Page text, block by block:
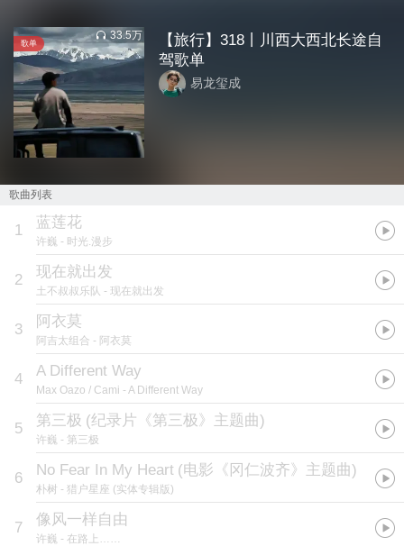
歌单
33.5万
【旅行】318丨川西大西北长途自
驾歌单
易龙玺成
歌曲列表
1 蓝莲花
许巍 - 时光.漫步
2 现在就出发
土不叔叔乐队 - 现在就出发
3 阿衣莫
阿吉太组合 - 阿衣莫
4 A Different Way
Max Oazo / Cami - A Different Way
5 第三极 (纪录片《第三极》主题曲)
许巍 - 第三极
6 No Fear In My Heart (电影《冈仁波齐》主题曲)
朴树 - 猎户星座 (实体专辑版)
7 像风一样自由
许巍 - 在路上……